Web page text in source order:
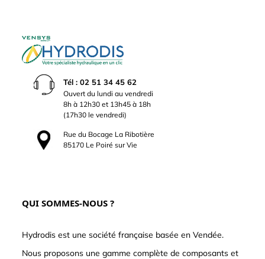
Tél : 02 51 34 45 62
Ouvert du lundi au vendredi
8h à 12h30 et 13h45 à 18h
(17h30 le vendredi)
Rue du Bocage La Ribotière
85170 Le Poiré sur Vie
QUI SOMMES-NOUS ?
Hydrodis est une société française basée en Vendée.
Nous proposons une gamme complète de composants et